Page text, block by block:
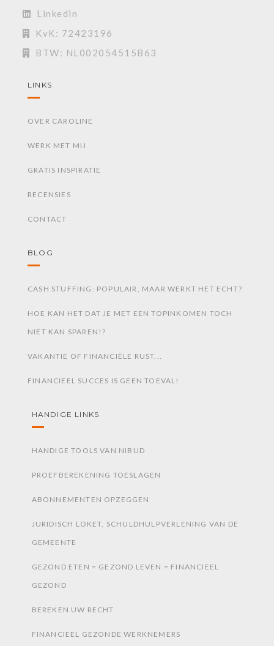
Linkedin
KvK: 72423196
BTW: NL002054515B63
LINKS
OVER CAROLINE
WERK MET MIJ
GRATIS INSPIRATIE
RECENSIES
CONTACT
BLOG
CASH STUFFING: POPULAIR, MAAR WERKT HET ECHT?
HOE KAN HET DAT JE MET EEN TOPINKOMEN TOCH
NIET KAN SPAREN!?
VAKANTIE OF FINANCIËLE RUST...
FINANCIEEL SUCCES IS GEEN TOEVAL!
HANDIGE LINKS
HANDIGE TOOLS VAN NIBUD
PROEFBEREKENING TOESLAGEN
ABONNEMENTEN OPZEGGEN
JURIDISCH LOKET, SCHULDHULPVERLENING VAN DE
GEMEENTE
GEZOND ETEN = GEZOND LEVEN = FINANCIEEL
GEZOND
BEREKEN UW RECHT
FINANCIEEL GEZONDE WERKNEMERS